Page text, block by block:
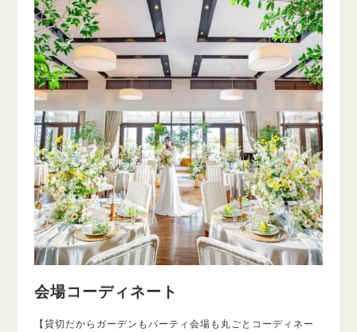
会場コーディネート
【貸切だからガーデンもパーティ会場も丸ごとコーディネー